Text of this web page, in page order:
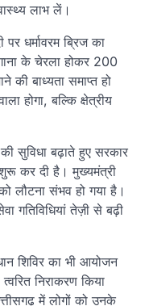
लाभ लें।
धर्मावरम ब्रिज का
के चेरला होकर 200
की बाध्यता समाप्त हो
होगा, बल्कि क्षेत्रीय
सुविधा बढ़ाते हुए सरकार
कर दी है। मुख्यमंत्री
लौटना संभव हो गया है।
गतिविधियां तेज़ी से बढ़ी
शिविर का भी आयोजन
निराकरण किया
में लोगों को उनके